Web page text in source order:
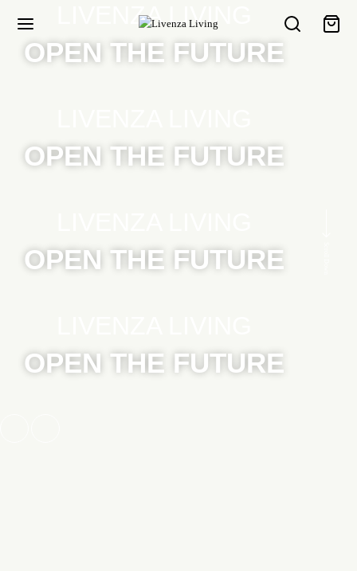
LIVENZA LIVING
OPEN THE FUTURE
OPEN THE FUTURE
OPEN THE FUTURE
OPEN THE FUTURE